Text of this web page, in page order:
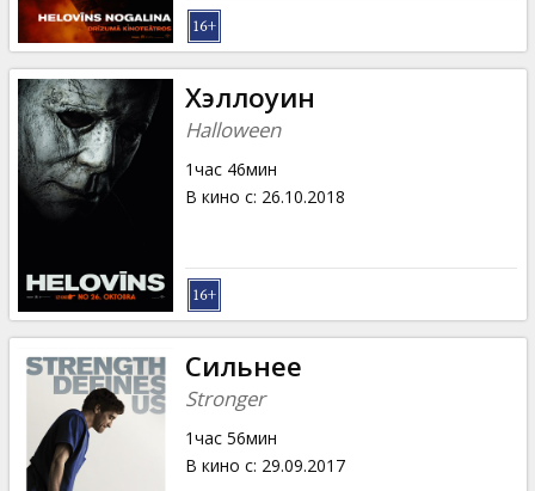
Хэллоуин
Halloween
1час 46мин
В кино с: 26.10.2018
Сильнее
Stronger
1час 56мин
В кино с: 29.09.2017